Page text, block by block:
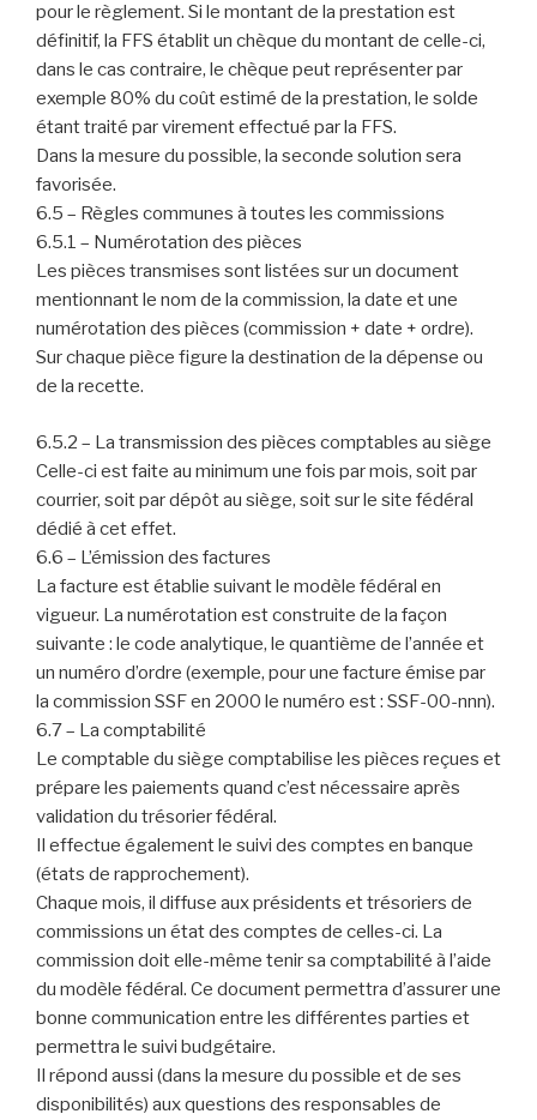
pour le règlement. Si le montant de la prestation est
définitif, la FFS établit un chèque du montant de celle-ci,
dans le cas contraire, le chèque peut représenter par
exemple 80% du coût estimé de la prestation, le solde
étant traité par virement effectué par la FFS.
Dans la mesure du possible, la seconde solution sera
favorisée.
6.5 – Règles communes à toutes les commissions
6.5.1 – Numérotation des pièces
Les pièces transmises sont listées sur un document
mentionnant le nom de la commission, la date et une
numérotation des pièces (commission + date + ordre).
Sur chaque pièce figure la destination de la dépense ou
de la recette.
6.5.2 – La transmission des pièces comptables au siège
Celle-ci est faite au minimum une fois par mois, soit par
courrier, soit par dépôt au siège, soit sur le site fédéral
dédié à cet effet.
6.6 – L’émission des factures
La facture est établie suivant le modèle fédéral en
vigueur. La numérotation est construite de la façon
suivante : le code analytique, le quantième de l’année et
un numéro d’ordre (exemple, pour une facture émise par
la commission SSF en 2000 le numéro est : SSF-00-nnn).
6.7 – La comptabilité
Le comptable du siège comptabilise les pièces reçues et
prépare les paiements quand c’est nécessaire après
validation du trésorier fédéral.
Il effectue également le suivi des comptes en banque
(états de rapprochement).
Chaque mois, il diffuse aux présidents et trésoriers de
commissions un état des comptes de celles-ci. La
commission doit elle-même tenir sa comptabilité à l’aide
du modèle fédéral. Ce document permettra d’assurer une
bonne communication entre les différentes parties et
permettra le suivi budgétaire.
Il répond aussi (dans la mesure du possible et de ses
disponibilités) aux questions des responsables de